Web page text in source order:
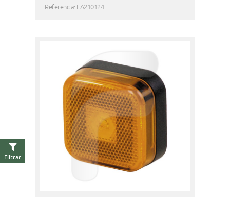
Referencia: FA210124
Filtrar